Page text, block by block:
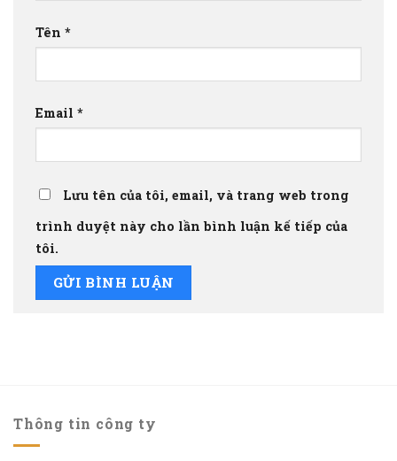
Tên *
Email *
Lưu tên của tôi, email, và trang web trong
trình duyệt này cho lần bình luận kế tiếp của
tôi.
Thông tin công ty